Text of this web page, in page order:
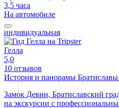
3,5 часа
На автомобиле
индивидуальная
Гелла
5,0
10 отзывов
История и панорамы Братиславы
Замок Девин, Братиславский
на экскурсии с